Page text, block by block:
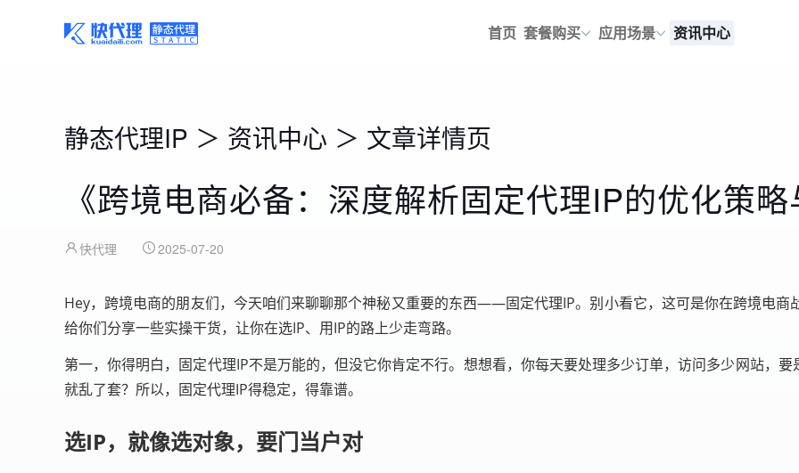
首页 套餐购买 应用场景 资讯中心
静态代理IP ＞ 资讯中心 ＞ 文章详情页
《跨境电商必备：深度解析固定代理IP的优化策
快代理 2025-07-20
Hey，跨境电商的朋友们，今天咱们来聊聊那个神秘又重要的东西——固定代理IP。别小看它，这可是你在跨境电商
给你们分享一些实操干货，让你在选IP、用IP的路上少走弯路。
第一，你得明白，固定代理IP不是万能的，但没它你肯定不行。想想看，你每天要处理多少订单，访问多少网站，
就乱了套？所以，固定代理IP得稳定，得靠谱。
选IP，就像选对象，要门当户对